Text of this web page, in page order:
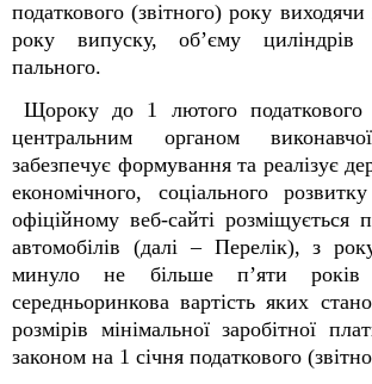
податкового (звітного) року
року випуску, об’єму
пального.
Щороку до 1 лютого податкового
центральним органом
забезпечує формування та реалізує
економічного, соціального
офіційному веб-сайті розміщується
автомобілів (далі – Перелік), з
минуло не більше п’яти
середньоринкова вартість яких
розмірів мінімальної заробітної
законом на 1 січня податкового